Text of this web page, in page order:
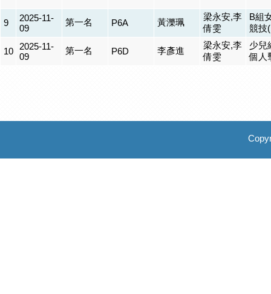
9
2025-11-
09
第一名 P6A 黃濼珮
梁永安,李
倩雯
B組
競技
10
2025-11-
09
第一名 P6D 李彥進
梁永安,李
倩雯
少兒
個人